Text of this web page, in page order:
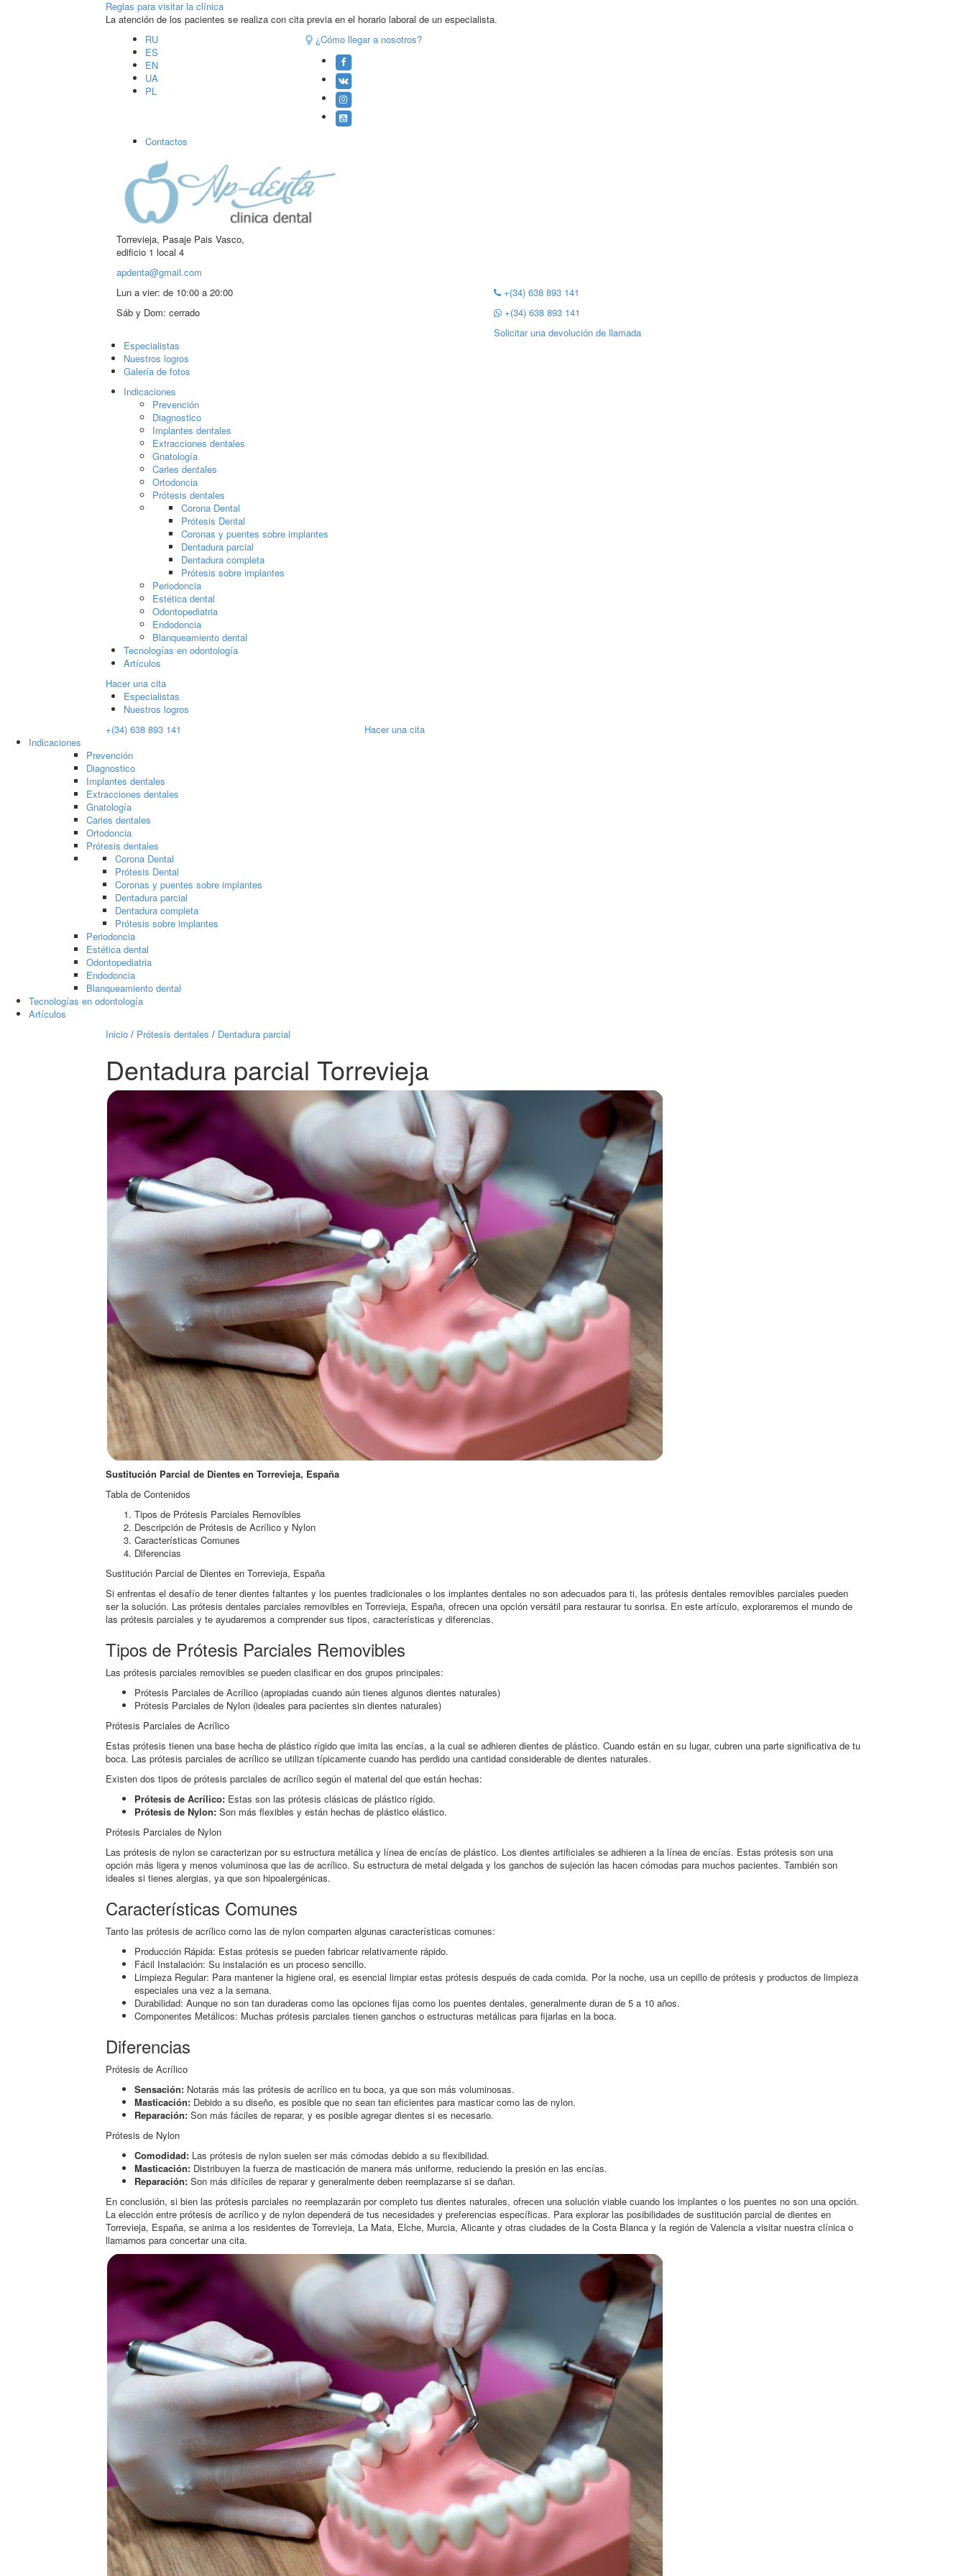
Reglas para visitar la clínica
La atención de los pacientes se realiza con cita previa en el horario laboral de un especialista.
RU
ES
EN
UA
PL
¿Cómo llegar a nosotros?
Contactos
Torrevieja, Pasaje Pais Vasco,
edificio 1 local 4
apdenta@gmail.com
Lun a vier: de 10:00 a 20:00
Sáb y Dom: cerrado
+(34) 638 893 141
+(34) 638 893 141
Solicitar una devolución de llamada
Especialistas
Nuestros logros
Galería de fotos
Indicaciones
Prevención
Diagnostico
Implantes dentales
Extracciones dentales
Gnatología
Caries dentales
Ortodoncia
Prótesis dentales
Corona Dental
Prótesis Dental
Coronas y puentes sobre implantes
Dentadura parcial
Dentadura completa
Prótesis sobre implantes
Periodoncia
Estética dental
Odontopediatria
Endodoncia
Blanqueamiento dental
Tecnologías en odontología
Artículos
Hacer una cita
Especialistas
Nuestros logros
+(34) 638 893 141
Hacer una cita
Indicaciones
Prevención
Diagnostico
Implantes dentales
Extracciones dentales
Gnatología
Caries dentales
Ortodoncia
Prótesis dentales
Corona Dental
Prótesis Dental
Coronas y puentes sobre implantes
Dentadura parcial
Dentadura completa
Prótesis sobre implantes
Periodoncia
Estética dental
Odontopediatria
Endodoncia
Blanqueamiento dental
Tecnologías en odontología
Artículos
Inicio / Prótesis dentales / Dentadura parcial
Dentadura parcial Torrevieja
Sustitución Parcial de Dientes en Torrevieja, España
Tabla de Contenidos
Tipos de Prótesis Parciales Removibles
Descripción de Prótesis de Acrílico y Nylon
Características Comunes
Diferencias
Sustitución Parcial de Dientes en Torrevieja, España
Si enfrentas el desafío de tener dientes faltantes y los puentes tradicionales o los implantes dentales no son adecuados para ti, las prótesis dentales removibles parciales pueden
ser la solución. Las prótesis dentales parciales removibles en Torrevieja, España, ofrecen una opción versátil para restaurar tu sonrisa. En este artículo, exploraremos el mundo de
las prótesis parciales y te ayudaremos a comprender sus tipos, características y diferencias.
Tipos de Prótesis Parciales Removibles
Las prótesis parciales removibles se pueden clasificar en dos grupos principales:
Prótesis Parciales de Acrílico (apropiadas cuando aún tienes algunos dientes naturales)
Prótesis Parciales de Nylon (ideales para pacientes sin dientes naturales)
Prótesis Parciales de Acrílico
Estas prótesis tienen una base hecha de plástico rígido que imita las encías, a la cual se adhieren dientes de plástico. Cuando están en su lugar, cubren una parte significativa de tu
boca. Las prótesis parciales de acrílico se utilizan típicamente cuando has perdido una cantidad considerable de dientes naturales.
Existen dos tipos de prótesis parciales de acrílico según el material del que están hechas:
Prótesis de Acrílico: Estas son las prótesis clásicas de plástico rígido.
Prótesis de Nylon: Son más flexibles y están hechas de plástico elástico.
Prótesis Parciales de Nylon
Las prótesis de nylon se caracterizan por su estructura metálica y línea de encías de plástico. Los dientes artificiales se adhieren a la línea de encías. Estas prótesis son una
opción más ligera y menos voluminosa que las de acrílico. Su estructura de metal delgada y los ganchos de sujeción las hacen cómodas para muchos pacientes. También son
ideales si tienes alergias, ya que son hipoalergénicas.
Características Comunes
Tanto las prótesis de acrílico como las de nylon comparten algunas características comunes:
Producción Rápida: Estas prótesis se pueden fabricar relativamente rápido.
Fácil Instalación: Su instalación es un proceso sencillo.
Limpieza Regular: Para mantener la higiene oral, es esencial limpiar estas prótesis después de cada comida. Por la noche, usa un cepillo de prótesis y productos de limpieza
especiales una vez a la semana.
Durabilidad: Aunque no son tan duraderas como las opciones fijas como los puentes dentales, generalmente duran de 5 a 10 años.
Componentes Metálicos: Muchas prótesis parciales tienen ganchos o estructuras metálicas para fijarlas en la boca.
Diferencias
Prótesis de Acrílico
Sensación: Notarás más las prótesis de acrílico en tu boca, ya que son más voluminosas.
Masticación: Debido a su diseño, es posible que no sean tan eficientes para masticar como las de nylon.
Reparación: Son más fáciles de reparar, y es posible agregar dientes si es necesario.
Prótesis de Nylon
Comodidad: Las prótesis de nylon suelen ser más cómodas debido a su flexibilidad.
Masticación: Distribuyen la fuerza de masticación de manera más uniforme, reduciendo la presión en las encías.
Reparación: Son más difíciles de reparar y generalmente deben reemplazarse si se dañan.
En conclusión, si bien las prótesis parciales no reemplazarán por completo tus dientes naturales, ofrecen una solución viable cuando los implantes o los puentes no son una opción.
La elección entre prótesis de acrílico y de nylon dependerá de tus necesidades y preferencias específicas. Para explorar las posibilidades de sustitución parcial de dientes en
Torrevieja, España, se anima a los residentes de Torrevieja, La Mata, Elche, Murcia, Alicante y otras ciudades de la Costa Blanca y la región de Valencia a visitar nuestra clínica o
llamarnos para concertar una cita.